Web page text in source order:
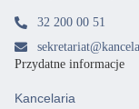
32 200 00 51
Przydatne informacje
Kancelaria